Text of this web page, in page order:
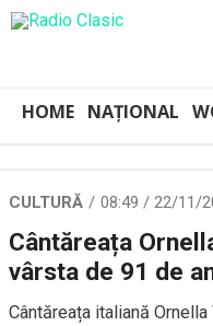
HOME NAȚIONAL
CULTURĂ 08:49 / 22/11/
Cântăreața
vârsta de 91 de
Cântăreața italiană